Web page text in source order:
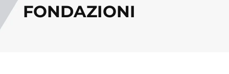
FONDAZIONI